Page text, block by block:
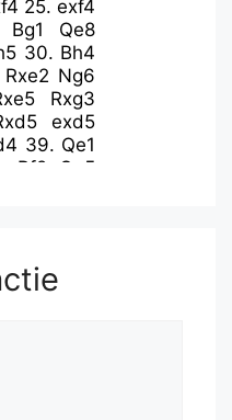
25.exf4
Bg1
Qe8
30. Bh4
Rxe2 Ng6
Rxg3
exd5
39. Qe1
Rf2
Qg5